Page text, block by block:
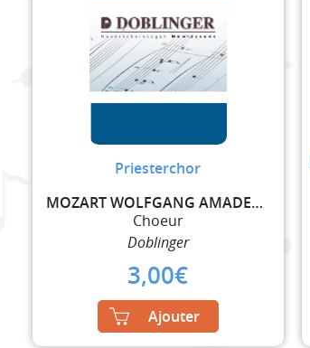
Priesterchor
MOZART WOLFGANG AMADEUS
Choeur
Doblinger
3,00€
Ajouter